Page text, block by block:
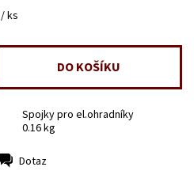
/ ks
Spojky pro el.ohradníky
0.16 kg
Dotaz